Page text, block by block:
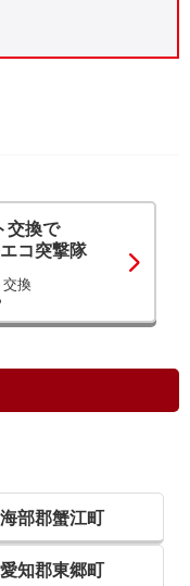
交換で
コ突撃隊
交換
海部郡蟹江町
愛知郡東郷町